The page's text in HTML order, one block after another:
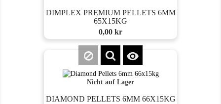
DIMPLEX PREMIUM PELLETS 6MM
65X15KG
Preis
0,00 kr

Nicht auf Lager
DIAMOND PELLETS 6MM 66X15KG